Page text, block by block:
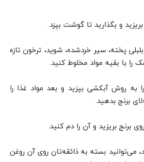
پخته، سیر خردشده، شوید، ترخون تازه
را با بقیه مواد مخلوط کنید.
به روش آبکشی بپزید و بعد مواد غذا را
برنج بدهید.
می‌توانید بسته به ذائقه‌تان روی آن روغن